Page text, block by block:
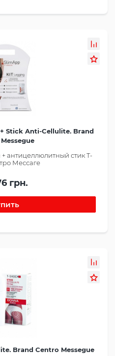
Stick Anti-Cellulite. Brand
антицеллюлитный стик Т-
Мессаге
грн.
Brand Centro Messegue